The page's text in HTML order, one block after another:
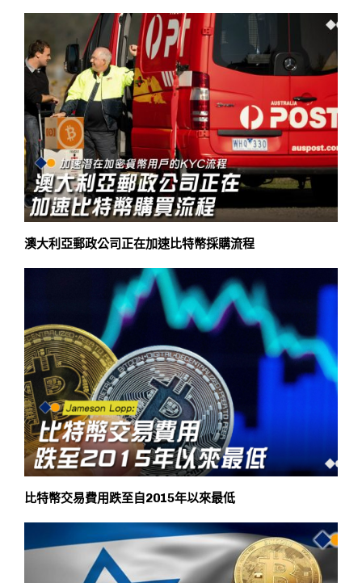
澳大利亞郵政公司正在加速比特幣採購流程
比特幣交易費用跌至自2015年以來最低